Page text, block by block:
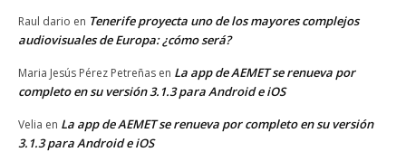
Raul dario en Tenerife proyecta uno de los mayores complejos
audiovisuales de Europa: ¿cómo será?
Maria Jesús Pérez Petreñas en La app de AEMET se renueva por
completo en su versión 3.1.3 para Android e iOS
Velia en La app de AEMET se renueva por completo en su versión
3.1.3 para Android e iOS